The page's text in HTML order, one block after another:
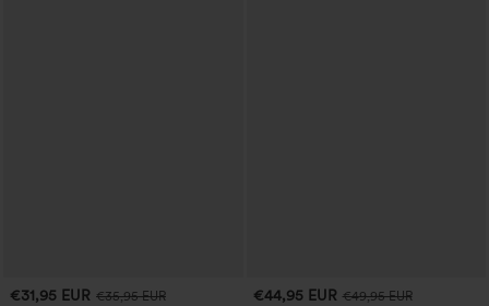
€31,95 EUR €35,95 EUR
€44,95 EUR €49,95 EUR